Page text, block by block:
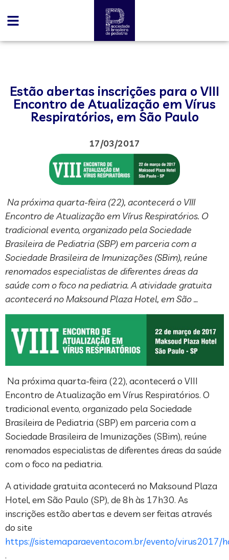
Estão abertas inscrições para o VIII
Encontro de Atualização em Vírus
Respiratórios, em São Paulo
17/03/2017
Na próxima quarta-feira (22), acontecerá o VIII
Encontro de Atualização em Vírus Respiratórios. O
tradicional evento, organizado pela Sociedade
Brasileira de Pediatria (SBP) em parceria com a
Sociedade Brasileira de Imunizações (SBim), reúne
renomados especialistas de diferentes áreas da
saúde com o foco na pediatria. A atividade gratuita
acontecerá no Maksound Plaza Hotel, em São …
Na próxima quarta-feira (22), acontecerá o VIII
Encontro de Atualização em Vírus Respiratórios. O
tradicional evento, organizado pela Sociedade
Brasileira de Pediatria (SBP) em parceria com a
Sociedade Brasileira de Imunizações (SBim), reúne
renomados especialistas de diferentes áreas da saúde
com o foco na pediatria.
A atividade gratuita acontecerá no Maksound Plaza
Hotel, em São Paulo (SP), de 8h às 17h30. As
inscrições estão abertas e devem ser feitas através
do site
https://sistemaparaevento.com.br/evento/virus2017/
.